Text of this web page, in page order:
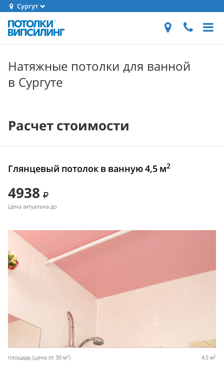
Сургут
Натяжные потолки для ванной
в Сургуте
Расчет стоимости
Глянцевый потолок в ванную 4,5 м2
4938
Цена актуальна до
площадь (цена от 30 м2) 4,5 м2